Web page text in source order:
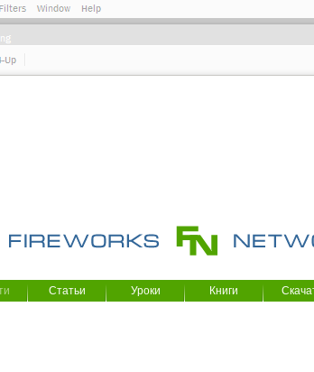
Статьи Уроки Книги